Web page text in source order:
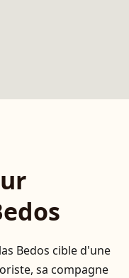
Bedos cible d'une
sa compagne